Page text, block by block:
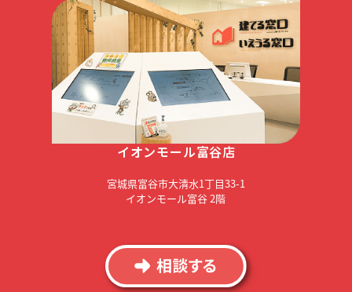
イオンモール富谷店
宮城県富谷市大清水1丁目33-1
イオンモール富谷 2階